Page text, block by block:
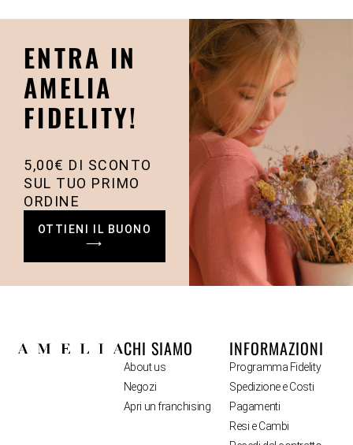
ENTRA IN
AMELIA
FIDELITY!
5,00€ DI SCONTO
SUL TUO PRIMO
ORDINE
OTTIENI IL BUONO
⟶
CHI SIAMO
About us
Negozi
Apri un franchising
INFORMAZIONI
Programma Fidelity
Spedizione e Costi
Pagamenti
Resi e Cambi